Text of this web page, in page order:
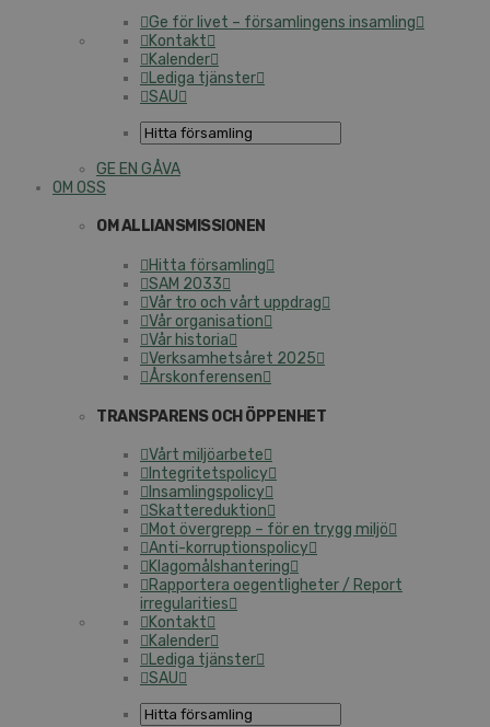
Ge för livet – församlingens insamling
Kontakt
Kalender
Lediga tjänster
SAU
GE EN GÅVA
OM OSS
OM ALLIANSMISSIONEN
Hitta församling
SAM 2033
Vår tro och vårt uppdrag
Vår organisation
Vår historia
Verksamhetsåret 2025
Årskonferensen
TRANSPARENS OCH ÖPPENHET
Vårt miljöarbete
Integritetspolicy
Insamlingspolicy
Skattereduktion
Mot övergrepp – för en trygg miljö
Anti-korruptionspolicy
Klagomålshantering
Rapportera oegentligheter / Report
irregularities
Kontakt
Kalender
Lediga tjänster
SAU